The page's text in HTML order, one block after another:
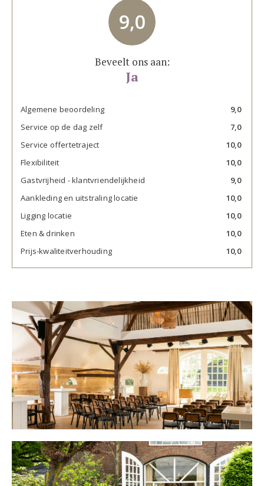
9,0
Beveelt ons aan:
Ja
Algemene beoordeling
9,0
Service op de dag zelf
7,0
Service offertetraject
10,0
Flexibiliteit
10,0
Gastvrijheid - klantvriendelijkheid
9,0
Aankleding en uitstraling locatie
10,0
Ligging locatie
10,0
Eten & drinken
10,0
Prijs-kwaliteitverhouding
10,0